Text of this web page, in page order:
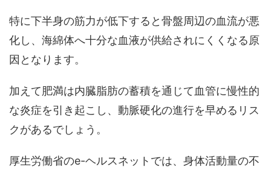
特に下半身の筋力が低下すると骨盤周辺の血流が悪
化し、 海綿体へ十分な血液が供給されにくくなる原
因となります。
加えて肥満は内臓脂肪の蓄積を通じて血管に慢性的
な炎症を引き起こし、動脈硬化の進行を早めるリス
クがあるでしょう。
厚生労働省のe-ヘルスネットでは、身体活動量の不